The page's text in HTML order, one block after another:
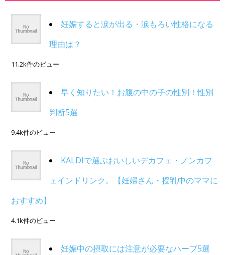
妊娠すると涙が出る・涙もろい性格になる
理由は？
11.2k件のビュー
早く知りたい！お腹の中の子の性別！性別
判断5選
9.4k件のビュー
KALDIで選ぶおいしいデカフェ・ノンカフ
ェインドリンク。【妊婦さん・授乳中のママに
おすすめ】
4.1k件のビュー
妊娠中の摂取には注意が必要なハーブ5選